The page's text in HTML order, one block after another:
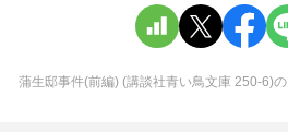
蒲生邸事件(前編) (講談社青い鳥文庫 250-6)の